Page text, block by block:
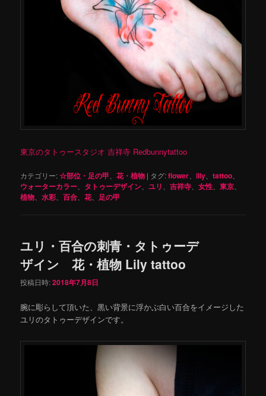
東京のタトゥースタジオ 吉祥寺 Redbunnytattoo
カテゴリー:☆部位・足の甲 、花・植物 | タグ:flower 、lily 、tattoo
ウォーターカラー タトゥーデザイン 、ユリ 、吉祥寺 、女性 、東京
植物 、水彩 、百合 、花、 足の甲
ユリ・百合の刺青・タトゥーデ
ザイン 花・植物 Lily tattoo
投稿日時:2018年7月8日
腕に彫らして頂いた、黒い背景に浮かぶ白い百合をイメージした
ユリのタトゥーデザインです。